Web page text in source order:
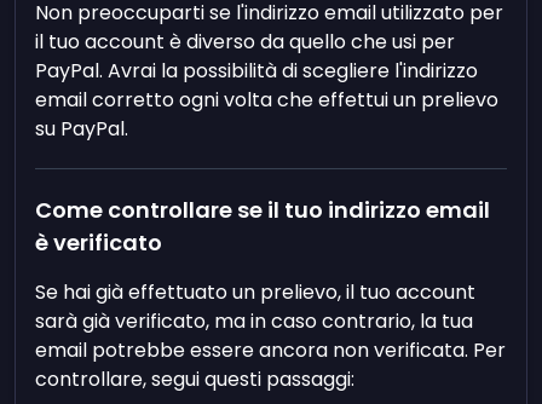
Non preoccuparti se l'indirizzo email utilizzato per
il tuo account è diverso da quello che usi per
PayPal. Avrai la possibilità di scegliere l'indirizzo
email corretto ogni volta che effettui un prelievo
su PayPal.
Come controllare se il tuo indirizzo email
è verificato
Se hai già effettuato un prelievo, il tuo account
sarà già verificato, ma in caso contrario, la tua
email potrebbe essere ancora non verificata. Per
controllare, segui questi passaggi: